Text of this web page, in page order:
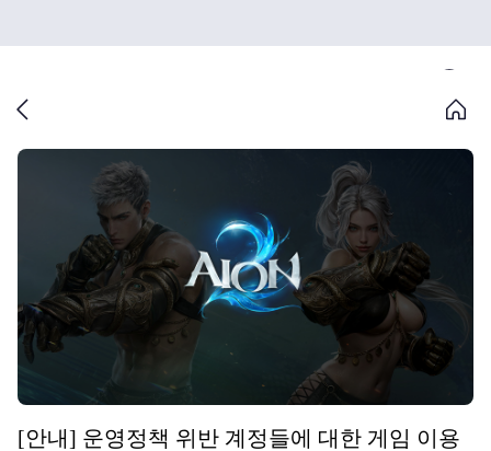
[안내] 운영정책 위반 계정들에 대한 게임 이용